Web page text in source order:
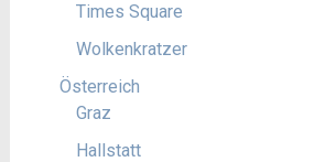
Times Square
Wolkenkratzer
Österreich
Graz
Hallstatt